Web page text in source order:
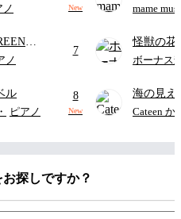
つ』よ
ノ
ノ
ル
・ ピアノ
New
ト)
mame
7
怪獣の
ードパー
ボーナス
8
New
海の見
Cateen か
探しですか？